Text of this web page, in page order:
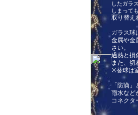
したガラ
しまって
取り替え
ガラス球
金属や金
さい。
過熱と損
また、切
※替球は
「防滴
雨水など
コネクタ